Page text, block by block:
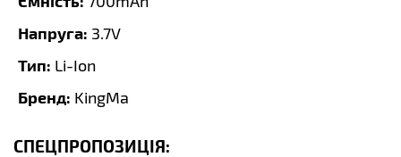
Напруга: 3.7V
Тип: Li-Ion
Бренд: KingMa
СПЕЦПРОПОЗИЦІЯ: